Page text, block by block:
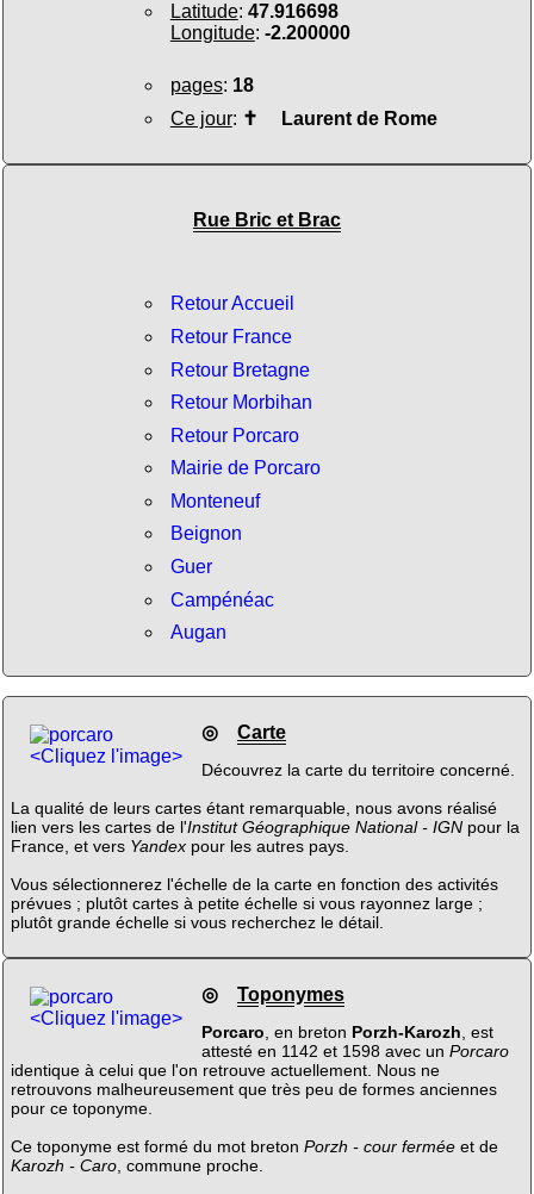
Latitude: 47.916698
Longitude: -2.200000
pages: 18
Ce jour: ✝ Laurent de Rome
Rue Bric et Brac
Retour Accueil
Retour France
Retour Bretagne
Retour Morbihan
Retour Porcaro
Mairie de Porcaro
Monteneuf
Beignon
Guer
Campénéac
Augan
<Cliquez l'image>
◎ Carte
Découvrez la carte du territoire concerné.
La qualité de leurs cartes étant remarquable, nous avons réalisé
lien vers les cartes de l'Institut Géographique National - IGNpour la
France, et vers Yandexpour les autres pays.
Vous sélectionnerez l'échelle de la carte en fonction des activités
prévues ; plutôt cartes à petite échelle si vous rayonnez large ;
plutôt grande échelle si vous recherchez le détail.
<Cliquez l'image>
◎ Toponymes
Porcaro, en breton Porzh-Karozh, est
attesté en 1142 et 1598 avec un Porcaro
identique à celui que l'on retrouve actuellement. Nous ne
retrouvons malheureusement que très peu de formes anciennes
pour ce toponyme.
Ce toponyme est formé du mot breton Porzh - cour ferméeet de
Karozh - Caro, commune proche.